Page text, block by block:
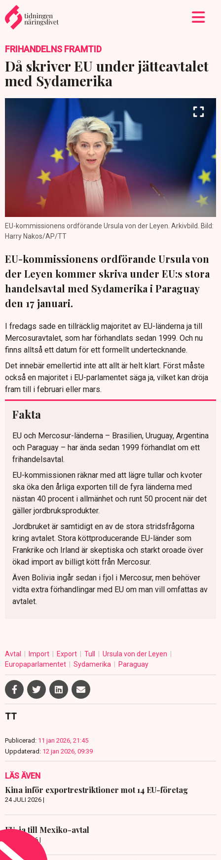
FRIHANDELNS FRAMTID
Då skriver EU under jätteavtalet
med Sydamerika
EU-kommissionens ordförande Ursula von der Leyen. Arkivbild. Bild:
Harry Nakos/AP/TT
EU-kommissionens ordförande Ursula von
der Leyen kommer skriva under EU:s stora
handelsavtal med Sydamerika i Paraguay
den 17 januari.
I fredags sade en tillräcklig majoritet av EU-länderna ja till
Mercosuravtalet, som har förhandlats sedan 1999. Och nu
finns alltså ett datum för ett formellt undertecknande.
Det innebär emellertid inte att allt är helt klart. Först måste
också en majoritet i EU-parlamentet säga ja, vilket kan dröja
fram till i februari eller mars.
Fakta
EU och Mercosur-länderna – Brasilien, Uruguay, Argentina
och Paraguay – har ända sedan 1999 förhandlat om ett
frihandelsavtal.
EU-kommissionen räknar med att lägre tullar och kvoter
ska öka den årliga exporten till de fyra länderna med
nästan 40 procent i allmänhet och runt 50 procent när det
gäller jordbruksprodukter.
Jordbruket är samtidigt en av de stora stridsfrågorna
kring avtalet. Stora köttproducerande EU-länder som
Frankrike och Irland är skeptiska och starkt oroade över
ökad import av billigt kött från Mercosur.
Även Bolivia ingår sedan i fjol i Mercosur, men behöver
vidta extra förhandlingar med EU om man vill omfattas av
avtalet.
Avtal Import Export Tull
Ursula von der Leyen
Europaparlamentet
Sydamerika Paraguay
TT
Publicerad: 11 jan 2026, 21:45
Uppdaterad: 12 jan 2026, 09:39
LÄS ÄVEN
Kina inför exportrestriktioner mot 14 EU-företag
24 JULI 2026 |
EU-ja till Mexiko-avtal
8 JULI 2026 |